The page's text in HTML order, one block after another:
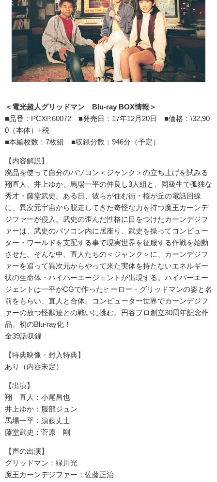
＜電光超人グリッドマン Blu-ray BOX情報＞
■品番：PCXP.60072 ■発売日：17年12月20日 ■価格：\32,90
0（本体）+税
■本編枚数：7枚組 ■収録分数：946分（予定）
【内容解説】
廃品を使って自分のパソコン＜ジャンク＞の立ち上げを試みる
翔直人、井上ゆか、馬場一平の仲良し3人組と、同級生で孤独な
秀才・ 藤堂武史。ある日、彼らが住む街・桜が丘の電話回線
に、異次元宇宙から脱走してきた奇怪な力を持つ魔王カーンデ
ジファーが侵入。 武史の歪んだ性格に目をつけたカーンデジフ
ァーは、武史のパソコ ン内に居座り、武史を操ってコンピュー
ター・ワールドを支配する事で現実世界を征服する作戦を始動
させた。そんな中、直人たちの ＜ジャンク＞に、カーンデジフ
ァーを追って異次元からやって来た実体を持たないエネルギー
状の生命体・ハイパーエージェントが出現する。ハイパーエー
ジェントは一平がCGで作ったヒーロー・グリッドマンの姿と名
前をもらい、直人と合体。コンピューター世界でカーンデジフ
ァーの放つ怪獣達との戦いに挑む。円谷プロ創立30周年記念作
品、初のBlu-ray化！
全39話収録
【特典映像・封入特典】
あり（内容未定）
【出演】
翔 直人：小尾昌也
井上ゆか：服部ジュン
馬場一平：須藤丈士
藤堂武史：菅原 剛
【声の出演】
グリッドマン：緑川光
魔王カーンデジファー：佐藤正治